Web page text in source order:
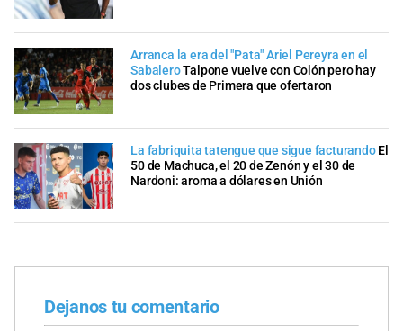
Arranca la era del "Pata" Ariel Pereyra en el
SabaleroTalpone vuelve con Colón pero hay
dos clubes de Primera que ofertaron
La fabriquita tatengue que sigue facturando El
50 de Machuca, el 20 de Zenón y el 30 de
Nardoni: aroma a dólares en Unión
Dejanos tu comentario